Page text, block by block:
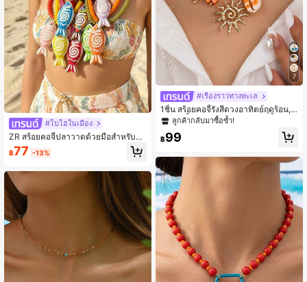
#โบโฮในเมือง
ZR สร้อยคอจี้ปลาวาดด้วยมือสำหรับผู้ห
ญิงใหม่ | สร้อยคอลูกปัดหลายสี สไตล์โ
บฮีเมียนทะเล ของขวัญวันหยุด อุปกรณ์เ
฿77 -13%
7
#เรื่องราวทางทะเล
1ชิ้น สร้อยคอจี้รังสีดวงอาทิตย์ฤดูร้อน, ส
ร้อยคอจี้เปลือกหอยสำหรับผู้หญิง, สร้อย
คอลูกปัดโบฮีเมียนทำมือ, เหมาะสำหรับ
วันหยุด, การเดินทาง, ปาร์ตี้ริมหาด
ลูกค้ากลับมาซื้อซ้ำ!
฿99